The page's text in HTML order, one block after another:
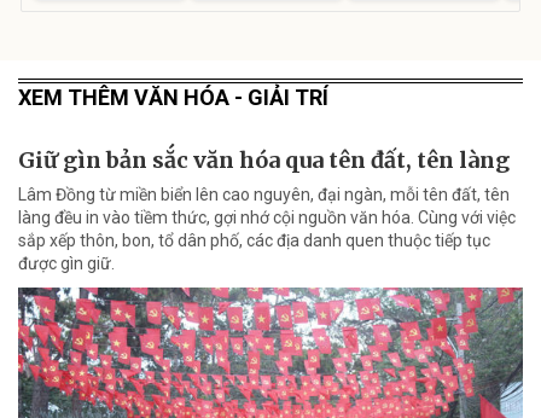
XEM THÊM VĂN HÓA - GIẢI TRÍ
Giữ gìn bản sắc văn hóa qua tên đất, tên làng
Lâm Đồng từ miền biển lên cao nguyên, đại ngàn, mỗi tên đất, tên
làng đều in vào tiềm thức, gợi nhớ cội nguồn văn hóa. Cùng với việc
sắp xếp thôn, bon, tổ dân phố, các địa danh quen thuộc tiếp tục
được gìn giữ.